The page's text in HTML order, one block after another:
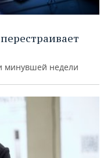
минувшей недели